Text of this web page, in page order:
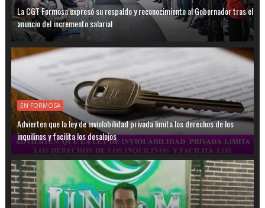
La CGT Formosa expresó su respaldo y reconocimiento al Gobernador tras el
anuncio del incremento salarial
EN FORMOSA
Advierten que la ley de inviolabilidad privada limita los derechos de los
inquilinos y facilita los desalojos